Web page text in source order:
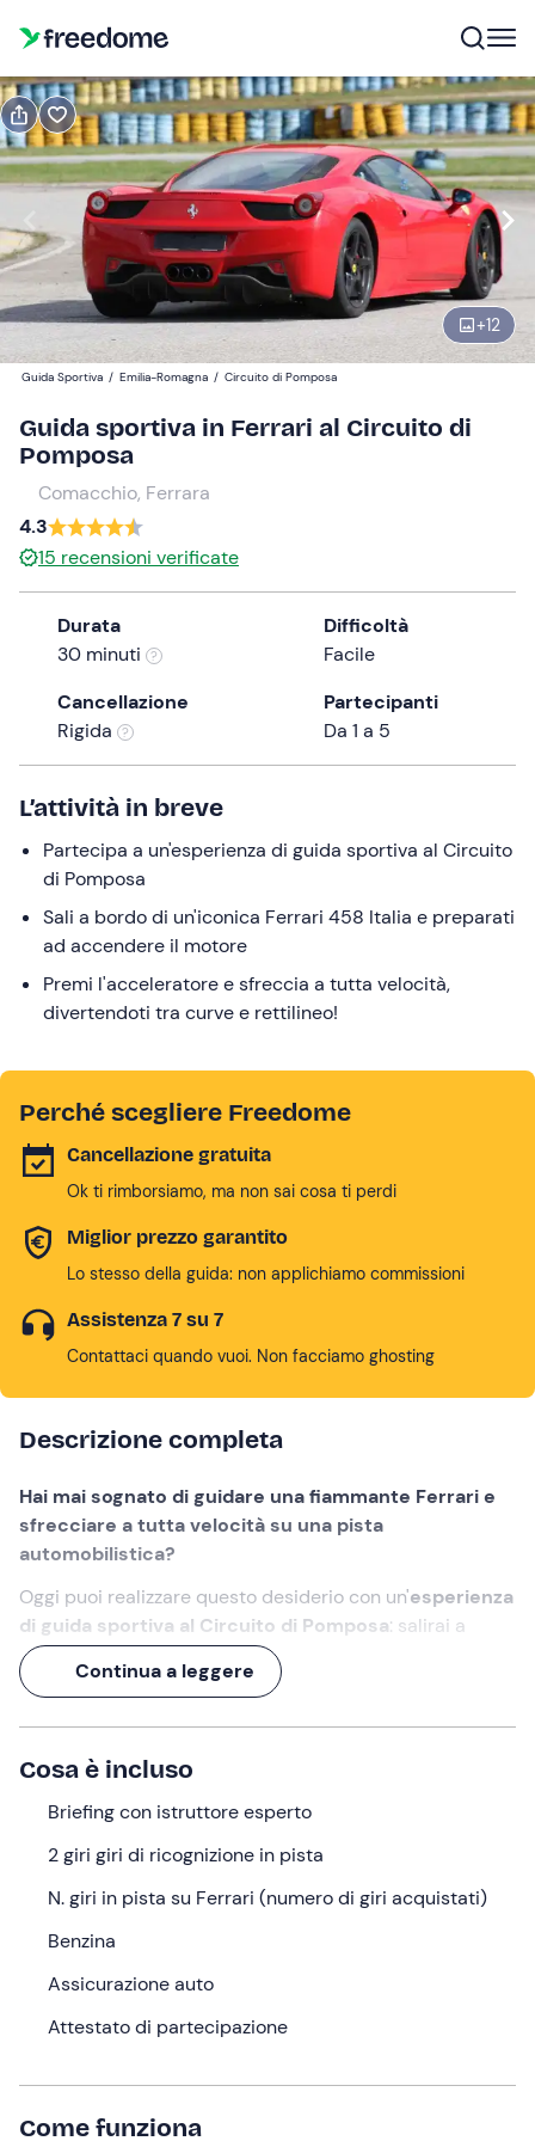
+12
Prenota Regala
1 giro
Navigate
forward
interact
the
calendar
and
select
a
question
mark
the
shortcuts
changing
dates.
Modifica
09:00 Modifica
Partecipanti
49 €
Guida Sportiva / Emilia-Romagna / Circuito di Pomposa
Guida sportiva in Ferrari al Circuito di
Pomposa
Comacchio, Ferrara
4.3
15 recensioni verificate
Durata
30 minuti
Difficoltà
Facile
Cancellazione
Rigida
Partecipanti
Da 1 a 5
L’attività in breve
Partecipa a un'esperienza di guida sportiva al Circuito
di Pomposa
Sali a bordo di un'iconica Ferrari 458 Italia e preparati
ad accendere il motore
Premi l'acceleratore e sfreccia a tutta velocità,
divertendoti tra curve e rettilineo!
Perché scegliere Freedome
Cancellazione gratuita
Ok ti rimborsiamo, ma non sai cosa ti perdi
Miglior prezzo garantito
Lo stesso della guida: non applichiamo commissioni
Assistenza 7 su 7
Contattaci quando vuoi. Non facciamo ghosting
Descrizione completa
Hai mai sognato di guidare una fiammante Ferrari e
sfrecciare a tutta velocità su una pista
automobilistica?
Oggi puoi realizzare questo desiderio con un'esperienza
di guida sportiva al Circuito di Pomposa: salirai a
bordo di unaFerrari 458 Italia
una velocità massima di oltre 325 km/h, e ne testerai le
Scegli quanti giri fare, scalda i motori e
scarica di pura adrenalina!
Cosa faremo
L'appuntamento è15 minuti prima dell'orario
selezionato
ricognizione da passeggero a bordo di un'auto di
accompagnatore. Nel mentre effettuerai unbriefing in
auto sulle tecniche di guida sportiva e sulle norme di
Continua a leggere
Cosa è incluso
Briefing con istruttore esperto
2 giri giri di ricognizione in pista
N. giri in pista su Ferrari (numero di giri acquistati)
Benzina
Assicurazione auto
Attestato di partecipazione
Come funziona